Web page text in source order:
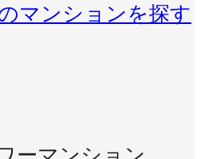
マンションを探す